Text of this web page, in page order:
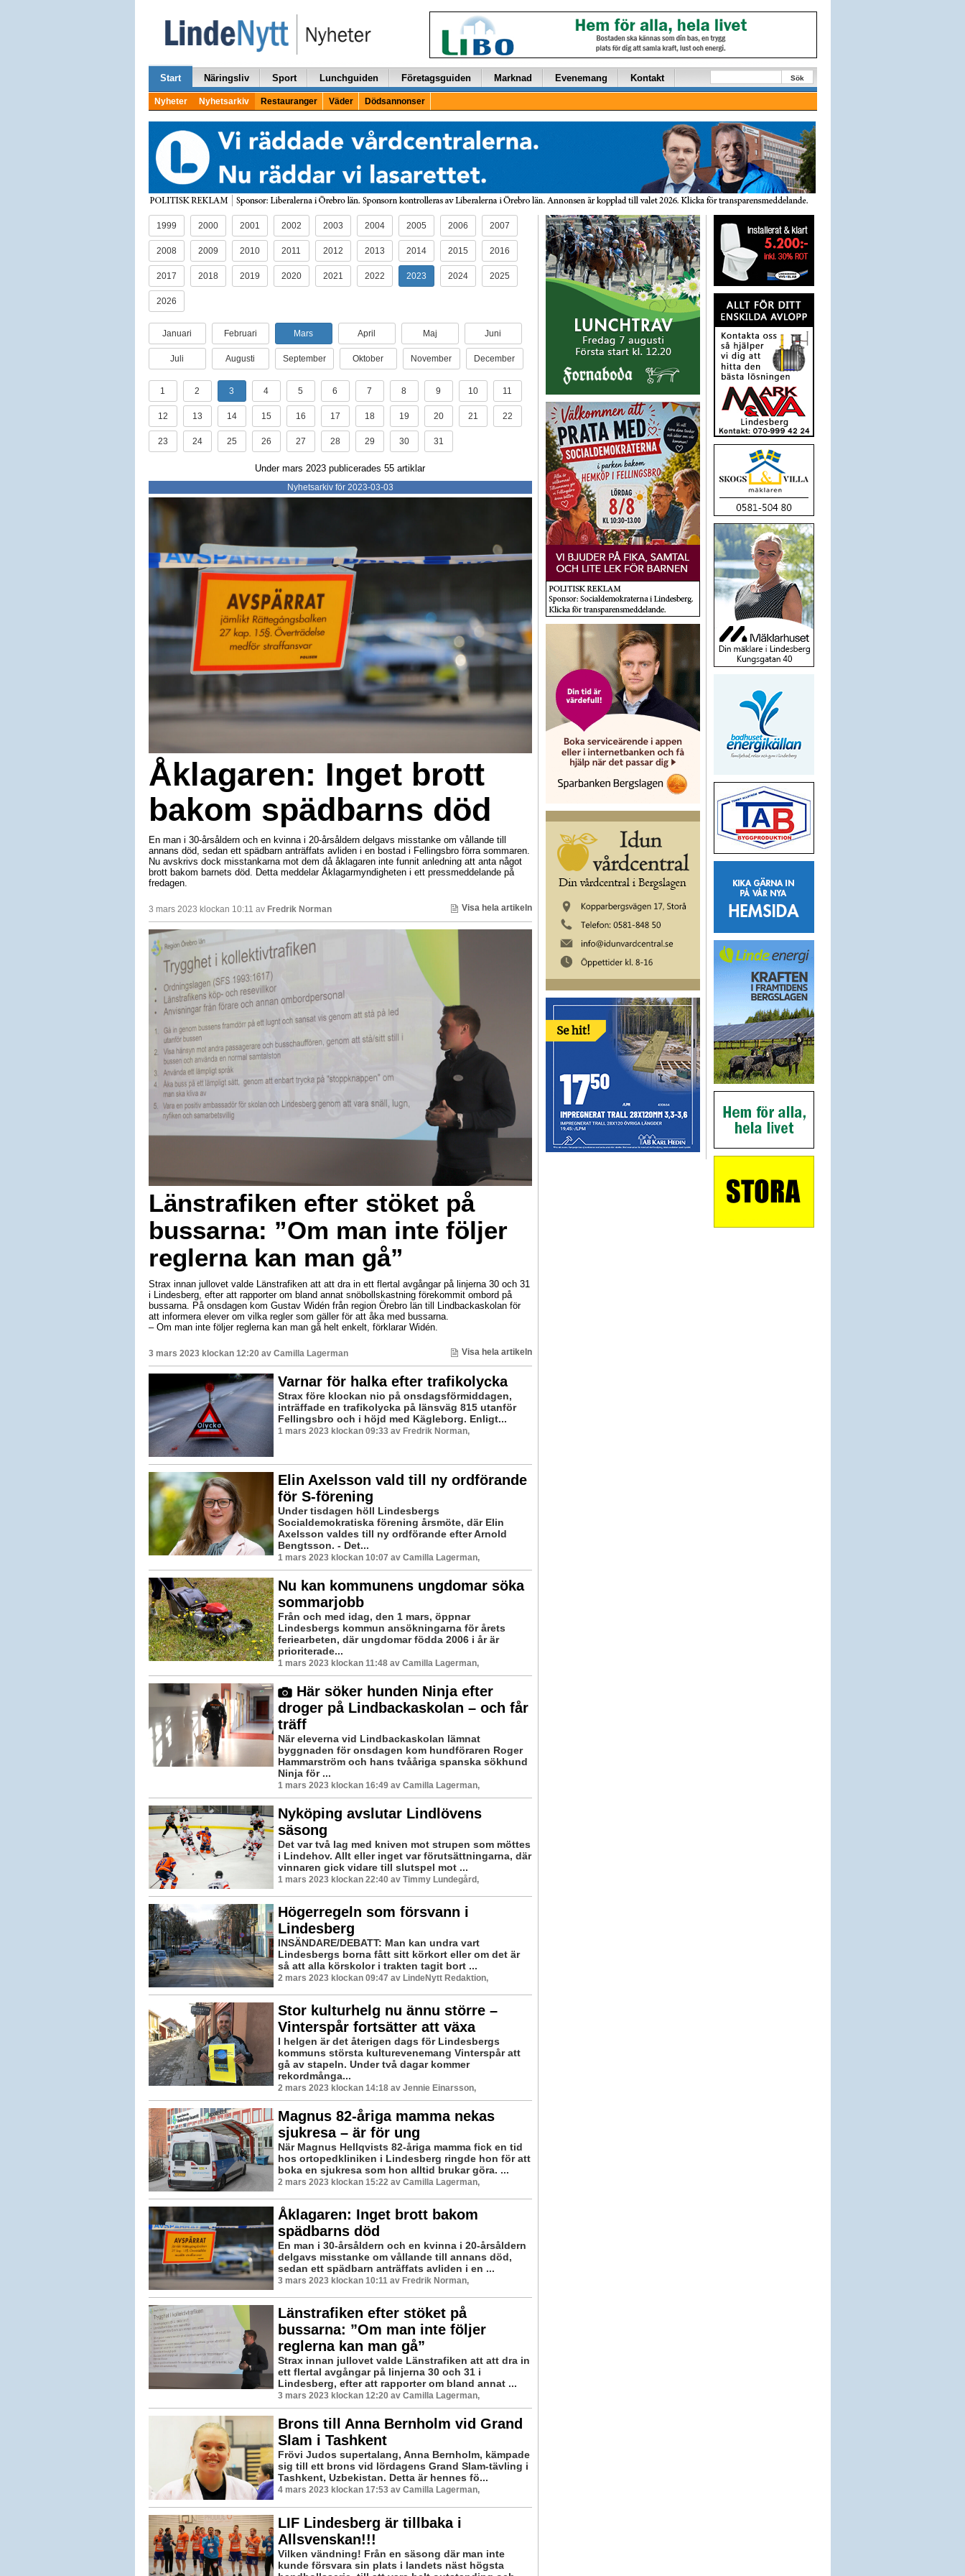
Start Näringsliv Sport Lunchguiden Företagsguiden Marknad Evenemang Kontakt Sök
Nyheter Nyhetsarkiv Restauranger Väder Dödsannonser
1999 2000 2001 2002 2003 2004 2005 2006 2007
2008 2009 2010 2011 2012 2013 2014 2015 2016
2017 2018 2019 2020 2021 2022 2023 2024 2025
2026
Januari Februari Mars April Maj Juni
Juli Augusti September Oktober November December
1 2 3 4 5 6 7 8 9 10 11
12 13 14 15 16 17 18 19 20 21 22
23 24 25 26 27 28 29 30 31
Under mars 2023 publicerades 55 artiklar
Nyhetsarkiv för 2023-03-03
Åklagaren: Inget brott
bakom spädbarns död
En man i 30-årsåldern och en kvinna i 20-årsåldern delgavs misstanke om vållande till
annans död, sedan ett spädbarn anträffats avliden i en bostad i Fellingsbro förra sommaren.
Nu avskrivs dock misstankarna mot dem då åklagaren inte funnit anledning att anta något
brott bakom barnets död. Detta meddelar Åklagarmyndigheten i ett pressmeddelande på
fredagen.
3 mars 2023 klockan 10:11 av Fredrik Norman Visa hela artikeln
Länstrafiken efter stöket på
bussarna: ”Om man inte följer
reglerna kan man gå”
Strax innan jullovet valde Länstrafiken att att dra in ett flertal avgångar på linjerna 30 och 31
i Lindesberg, efter att rapporter om bland annat snöbollskastning förekommit ombord på
bussarna. På onsdagen kom Gustav Widén från region Örebro län till Lindbackaskolan för
att informera elever om vilka regler som gäller för att åka med bussarna.
– Om man inte följer reglerna kan man gå helt enkelt, förklarar Widén.
3 mars 2023 klockan 12:20 av Camilla Lagerman Visa hela artikeln
Varnar för halka efter trafikolycka
Strax före klockan nio på onsdagsförmiddagen,
inträffade en trafikolycka på länsväg 815 utanför
Fellingsbro och i höjd med Kägleborg. Enligt...
1 mars 2023 klockan 09:33 av Fredrik Norman,
Elin Axelsson vald till ny ordförande
för S-förening
Under tisdagen höll Lindesbergs
Socialdemokratiska förening årsmöte, där Elin
Axelsson valdes till ny ordförande efter Arnold
Bengtsson. - Det...
1 mars 2023 klockan 10:07 av Camilla Lagerman,
Nu kan kommunens ungdomar söka
sommarjobb
Från och med idag, den 1 mars, öppnar
Lindesbergs kommun ansökningarna för årets
feriearbeten, där ungdomar födda 2006 i år är
prioriterade...
1 mars 2023 klockan 11:48 av Camilla Lagerman,
Här söker hunden Ninja efter
droger på Lindbackaskolan – och får
träff
När eleverna vid Lindbackaskolan lämnat
byggnaden för onsdagen kom hundföraren Roger
Hammarström och hans tvååriga spanska sökhund
Ninja för ...
1 mars 2023 klockan 16:49 av Camilla Lagerman,
Nyköping avslutar Lindlövens
säsong
Det var två lag med kniven mot strupen som möttes
i Lindehov. Allt eller inget var förutsättningarna, där
vinnaren gick vidare till slutspel mot ...
1 mars 2023 klockan 22:40 av Timmy Lundegård,
Högerregeln som försvann i
Lindesberg
INSÄNDARE/DEBATT: Man kan undra vart
Lindesbergs borna fått sitt körkort eller om det är
så att alla körskolor i trakten tagit bort ...
2 mars 2023 klockan 09:47 av LindeNytt Redaktion,
Stor kulturhelg nu ännu större –
Vinterspår fortsätter att växa
I helgen är det återigen dags för Lindesbergs
kommuns största kulturevenemang Vinterspår att
gå av stapeln. Under två dagar kommer
rekordmånga...
2 mars 2023 klockan 14:18 av Jennie Einarsson,
Magnus 82-åriga mamma nekas
sjukresa – är för ung
När Magnus Hellqvists 82-åriga mamma fick en tid
hos ortopedkliniken i Lindesberg ringde hon för att
boka en sjukresa som hon alltid brukar göra. ...
2 mars 2023 klockan 15:22 av Camilla Lagerman,
Åklagaren: Inget brott bakom
spädbarns död
En man i 30-årsåldern och en kvinna i 20-årsåldern
delgavs misstanke om vållande till annans död,
sedan ett spädbarn anträffats avliden i en ...
3 mars 2023 klockan 10:11 av Fredrik Norman,
Länstrafiken efter stöket på
bussarna: ”Om man inte följer
reglerna kan man gå”
Strax innan jullovet valde Länstrafiken att att dra in
ett flertal avgångar på linjerna 30 och 31 i
Lindesberg, efter att rapporter om bland annat ...
3 mars 2023 klockan 12:20 av Camilla Lagerman,
Brons till Anna Bernholm vid Grand
Slam i Tashkent
Frövi Judos supertalang, Anna Bernholm, kämpade
sig till ett brons vid lördagens Grand Slam-tävling i
Tashkent, Uzbekistan. Detta är hennes fö...
4 mars 2023 klockan 17:53 av Camilla Lagerman,
LIF Lindesberg är tillbaka i
Allsvenskan!!!
Vilken vändning! Från en säsong där man inte
kunde försvara sin plats i landets näst högsta